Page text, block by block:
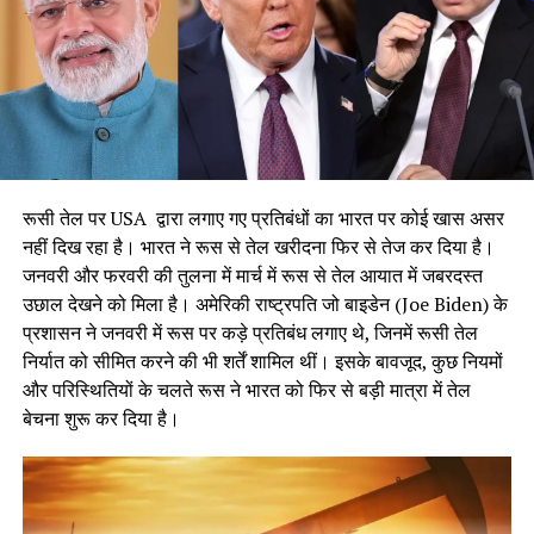
14.4%, लीबिया की 13.7%, सेनेगल की 9.3%, और पलाउ की 8.5%
रहने का अनुमान है।
रूसी तेल पर USA द्वारा लगाए गए प्रतिबंधों का भारत पर कोई खास असर
नहीं दिख रहा है। भारत ने रूस से तेल खरीदना फिर से तेज कर दिया है।
जनवरी और फरवरी की तुलना में मार्च में रूस से तेल आयात में जबरदस्त
उछाल देखने को मिला है। अमेरिकी राष्ट्रपति जो बाइडेन (Joe Biden) के
प्रशासन ने जनवरी में रूस पर कड़े प्रतिबंध लगाए थे, जिनमें रूसी तेल
निर्यात को सीमित करने की भी शर्तें शामिल थीं। इसके बावजूद, कुछ नियमों
और परिस्थितियों के चलते रूस ने भारत को फिर से बड़ी मात्रा में तेल
बेचना शुरू कर दिया है।